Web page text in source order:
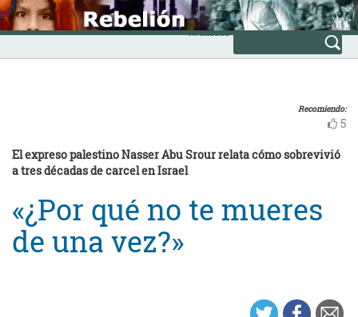
Skip
to
content
INICIO
Avanzada
Recomiendo:
5
El expreso palestino Nasser Abu Srour relata cómo sobrevivió
a tres décadas de carcel en Israel
«¿Por qué no te mueres
de una vez?»